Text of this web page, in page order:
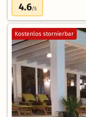
4.6/5
Kostenlos stornierbar